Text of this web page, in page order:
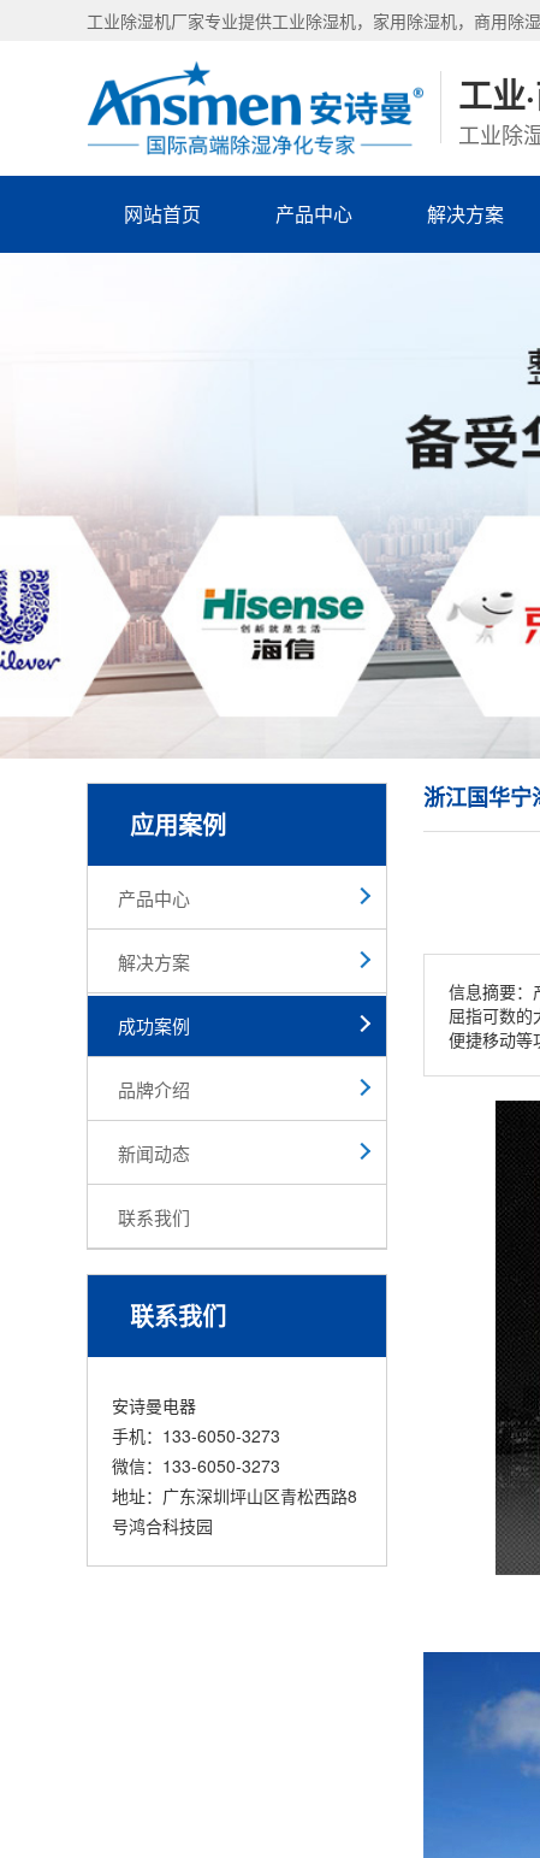
工业除湿机厂家专业提供工业除湿机，家用除湿机，商用除
工业
工业除
网站首页 产品中心 解决方案
应用案例
产品中心
解决方案
成功案例
品牌介绍
新闻动态
联系我们
联系我们
安诗曼电器
手机：133-6050-3273
微信：133-6050-3273
地址：广东深圳坪山区青松西路8
号鸿合科技园
浙江国华宁
信息摘要：
屈指可数的
便捷移动等